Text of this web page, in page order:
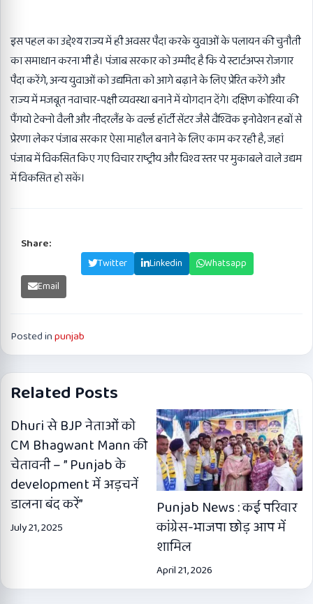
इस पहल का उद्देश्य राज्य में ही अवसर पैदा करके युवाओं के पलायन की चुनौती
का समाधान करना भी है। पंजाब सरकार को उम्मीद है कि ये स्टार्टअप्स रोजगार
पैदा करेंगे, अन्य युवाओं को उद्यमिता को आगे बढ़ाने के लिए प्रेरित करेंगे और
राज्य में मजबूत नवाचार-पक्षी व्यवस्था बनाने में योगदान देंगे। दक्षिण कोरिया की
पैंगयो टेक्नो वैली और नीदरलैंड के वर्ल्ड हॉर्टी सेंटर जैसे वैश्विक इनोवेशन हबों से
प्रेरणा लेकर पंजाब सरकार ऐसा माहौल बनाने के लिए काम कर रही है, जहां
पंजाब में विकसित किए गए विचार राष्ट्रीय और विश्व स्तर पर मुकाबले वाले उद्यम
में विकसित हो सकें।
Share:
Twitter Linkedin
Whatsapp
Email
Posted inpunjab
Related Posts
Dhuri से BJP नेताओं को
CM Bhagwant Mann की
चेतावनी – ” Punjab के
development में अड़चनें
डालना बंद करें”
July 21, 2025
Punjab News : कई परिवार
कांग्रेस-भाजपा छोड़ आप में
शामिल
April 21, 2026